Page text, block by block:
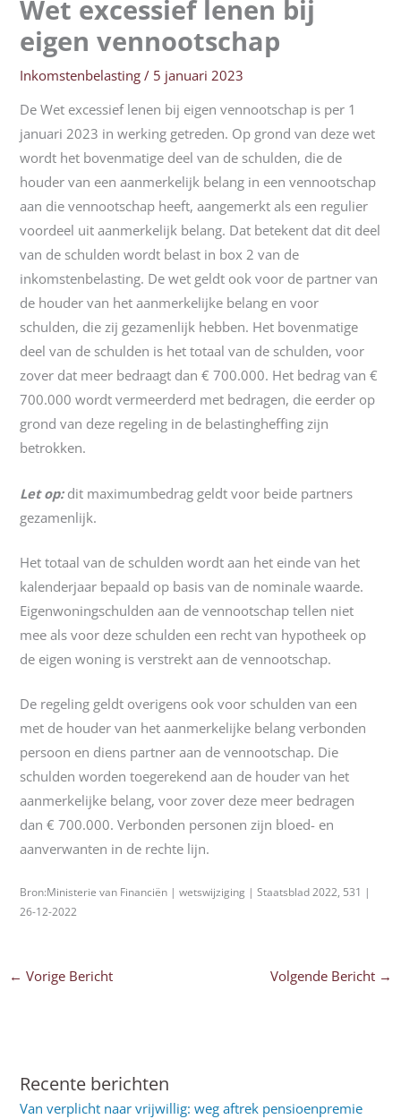
Wet excessief lenen bij
eigen vennootschap
Inkomstenbelasting / 5 januari 2023
De Wet excessief lenen bij eigen vennootschap is per 1
januari 2023 in werking getreden. Op grond van deze wet
wordt het bovenmatige deel van de schulden, die de
houder van een aanmerkelijk belang in een vennootschap
aan die vennootschap heeft, aangemerkt als een regulier
voordeel uit aanmerkelijk belang. Dat betekent dat dit deel
van de schulden wordt belast in box 2 van de
inkomstenbelasting. De wet geldt ook voor de partner van
de houder van het aanmerkelijke belang en voor
schulden, die zij gezamenlijk hebben. Het bovenmatige
deel van de schulden is het totaal van de schulden, voor
zover dat meer bedraagt dan € 700.000. Het bedrag van €
700.000 wordt vermeerderd met bedragen, die eerder op
grond van deze regeling in de belastingheffing zijn
betrokken.
Let op:dit maximumbedrag geldt voor beide partners
gezamenlijk.
Het totaal van de schulden wordt aan het einde van het
kalenderjaar bepaald op basis van de nominale waarde.
Eigenwoningschulden aan de vennootschap tellen niet
mee als voor deze schulden een recht van hypotheek op
de eigen woning is verstrekt aan de vennootschap.
De regeling geldt overigens ook voor schulden van een
met de houder van het aanmerkelijke belang verbonden
persoon en diens partner aan de vennootschap. Die
schulden worden toegerekend aan de houder van het
aanmerkelijke belang, voor zover deze meer bedragen
dan € 700.000. Verbonden personen zijn bloed- en
aanverwanten in de rechte lijn.
Bron:Ministerie van Financiën | wetswijziging | Staatsblad 2022, 531 |
26-12-2022
← Vorige Bericht Volgende Bericht →
Recente berichten
Van verplicht naar vrijwillig: weg aftrek pensioenpremie